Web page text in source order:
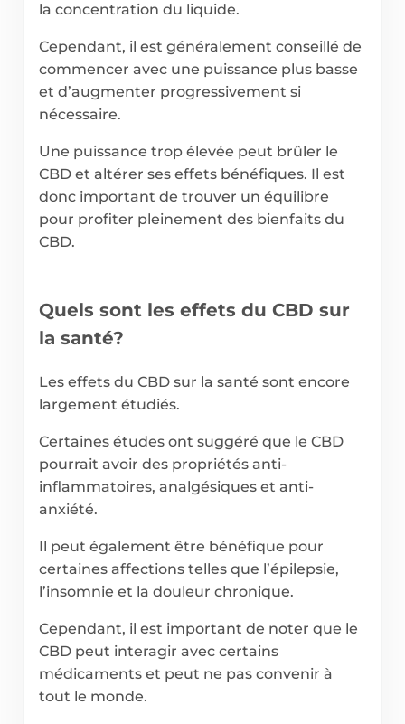
la concentration du liquide.
Cependant, il est généralement conseillé de
commencer avec une puissance plus basse
et d’augmenter progressivement si
nécessaire.
Une puissance trop élevée peut brûler le
CBD et altérer ses effets bénéfiques. Il est
donc important de trouver un équilibre
pour profiter pleinement des bienfaits du
CBD.
Quels sont les effets du CBD sur
la santé?
Les effets du CBD sur la santé sont encore
largement étudiés.
Certaines études ont suggéré que le CBD
pourrait avoir des propriétés anti-
inflammatoires, analgésiques et anti-
anxiété.
Il peut également être bénéfique pour
certaines affections telles que l’épilepsie,
l’insomnie et la douleur chronique.
Cependant, il est important de noter que le
CBD peut interagir avec certains
médicaments et peut ne pas convenir à
tout le monde.